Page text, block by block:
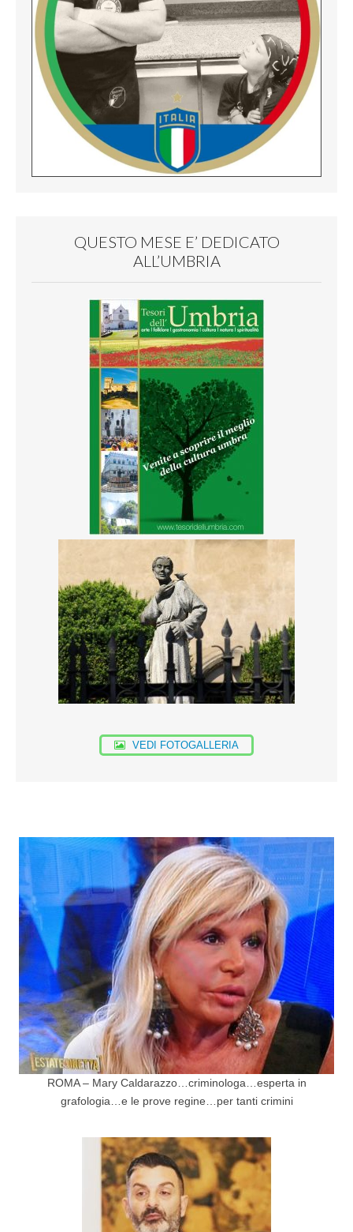
QUESTO MESE E’ DEDICATO
ALL’UMBRIA
VEDI FOTOGALLERIA
ROMA – Mary Caldarazzo…criminologa…esperta in
grafologia…e le prove regine…per tanti crimini